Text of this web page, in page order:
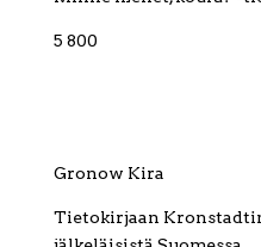
5 800
Gronow Kira
Tietokirjaan